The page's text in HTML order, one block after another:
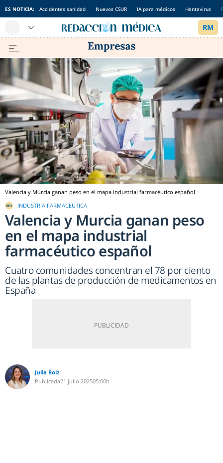
ES NOTICIA: Accidentes sanidad Nuevos CSUR IA para médicos Hantavirus
Valencia y Murcia ganan peso en el mapa industrial farmacéutico español
INDUSTRIA FARMACEUTICA
Valencia y Murcia ganan peso
en el mapa industrial
farmacéutico español
Cuatro comunidades concentran el 78 por ciento
de las plantas de producción de medicamentos en
España
Julia Roiz
Publicada21 julio 202505:00h